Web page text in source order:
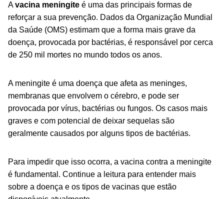
Avacina meningite é uma das principais formas de
reforçar a sua prevenção. Dados da Organização Mundial
da Saúde (OMS) estimam que a forma mais grave da
doença, provocada por bactérias, é responsável por cerca
de 250 mil mortes no mundo todos os anos.
A meningite é uma doença que afeta as meninges,
membranas que envolvem o cérebro, e pode ser
provocada por vírus, bactérias ou fungos. Os casos mais
graves e com potencial de deixar sequelas são
geralmente causados por alguns tipos de bactérias.
Para impedir que isso ocorra, a vacina contra a meningite
é fundamental. Continue a leitura para entender mais
sobre a doença e os tipos de vacinas que estão